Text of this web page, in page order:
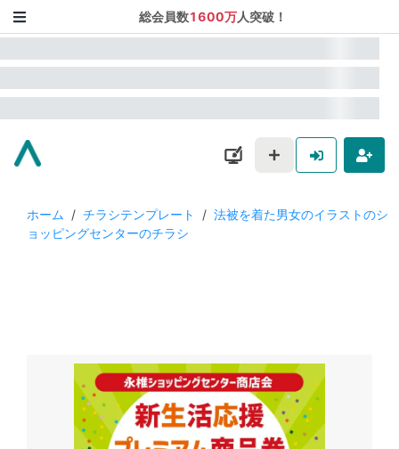
総会員数1600万人突破！
ホーム / チラシテンプレート / 法被を着た男女のイラストのシ
ョッピングセンターのチラシ